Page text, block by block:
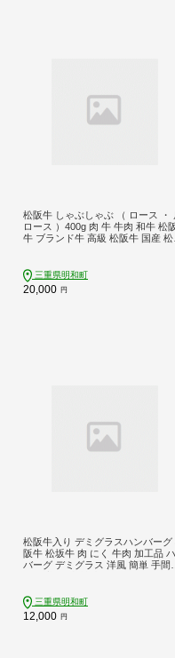
松阪牛 しゃぶしゃぶ （ ロース ・
ロース ）400g 肉 牛 牛肉 和牛 松
牛 ブランド牛 高級 松阪牛 国産 松
ぶ J21三重県明和町
20,000 円
松阪牛入り デミグラスハンバーグ
阪牛 松坂牛 肉 にく 牛肉 加工品
バーグ デミグラス 洋風 簡単 手間な
三重県明和町
12,000 円